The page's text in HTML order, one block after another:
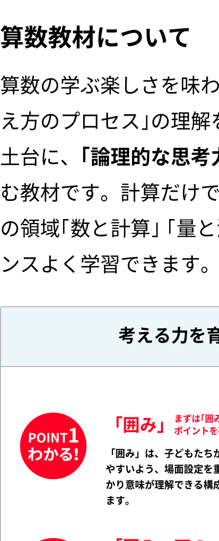
算数教材について
算数の学ぶ楽しさを味
え方のプロセス｣の理
土台に、 ｢論理的な思
む教材です。計算だけ
の領域｢数と計算｣ ｢量
ンスよく学習できます
考える力を
「囲み」
まずは｢囲
ポイント
「囲み」は、子どもたち
やすいよう、場面設定を
かり意味が理解できる構
ます。